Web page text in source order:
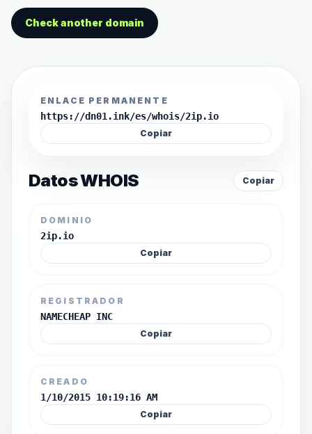
Check another domain
ENLACE PERMANENTE
https://dn01.ink/es/whois/2ip.io
Copiar
Datos WHOIS Copiar
DOMINIO
2ip.io
Copiar
REGISTRADOR
NAMECHEAP INC
Copiar
CREADO
1/10/2015 10:19:16 AM
Copiar